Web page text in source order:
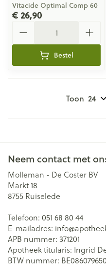
Vitacide Optimal Comp 60
€ 26,90
Bestel
Toon
Neem contact met
Molleman - De Coster BV
Markt 18
8755 Ruiselede
Telefoon: 051 68 80 44
E-mailadres: info@
APB nummer: 371201
Apotheek titularis: Ingrid
BTW nummer: